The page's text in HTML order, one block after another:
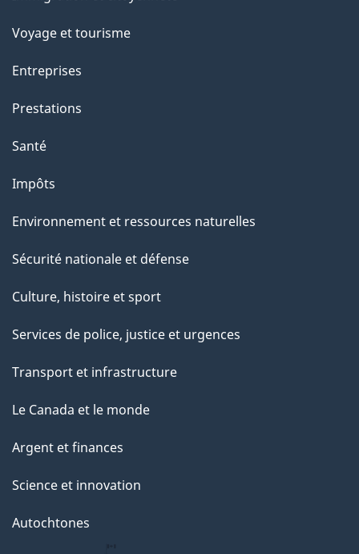
Voyage et tourisme
Entreprises
Prestations
Santé
Impôts
Environnement et ressources naturelles
Sécurité nationale et défense
Culture, histoire et sport
Services de police, justice et urgences
Transport et infrastructure
Le Canada et le monde
Argent et finances
Science et innovation
Autochtones